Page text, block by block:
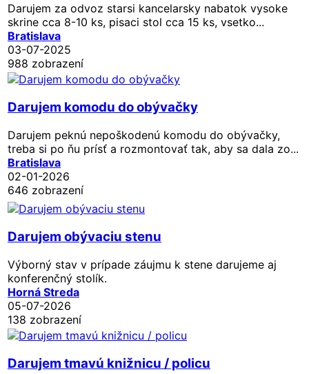
Darujem za odvoz starsi kancelarsky nabatok vysoke
skrine cca 8-10 ks, pisaci stol cca 15 ks, vsetko...
Bratislava
03-07-2025
988 zobrazení
Darujem komodu do obývačky
Darujem peknú nepoškodenú komodu do obývačky,
treba si po ňu prísť a rozmontovať tak, aby sa dala zo...
Bratislava
02-01-2026
646 zobrazení
Darujem obývaciu stenu
Výborný stav v prípade záujmu k stene darujeme aj
konferenčný stolík.
Horná Streda
05-07-2026
138 zobrazení
Darujem tmavú knižnicu / policu